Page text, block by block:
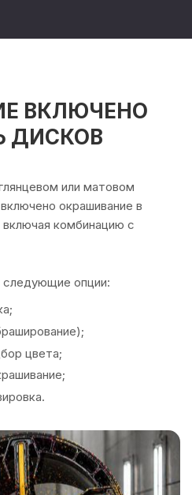
ВКЛЮЧЕНО
ДИСКОВ
или матовом
окрашивание в
комбинацию с
опции:
цвета;